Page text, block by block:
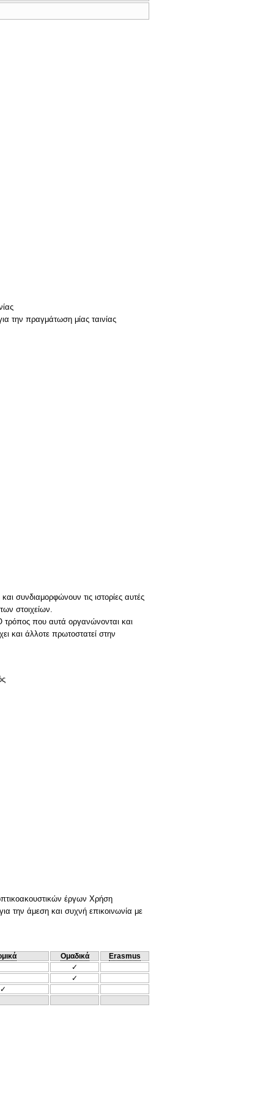
την πραγμάτωση μίας ταινίας
συνδιαμορφώνουν τις ιστορίες αυτές
στοιχείων.
τρόπος που αυτά οργανώνονται και
και άλλοτε πρωτοστατεί στην
έργων Χρήση
την άμεση και συχνή επικοινωνία με
Ομαδικά
Erasmus
✓
✓
✓